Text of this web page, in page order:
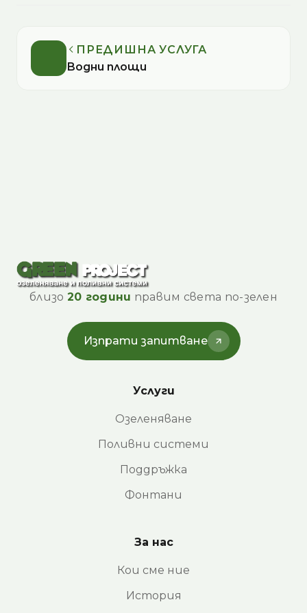
ПРЕДИШНА УСЛУГА
Водни площи
близо 20 години правим света по-зелен
Изпрати запитване
Услуги
Озеленяване
Поливни системи
Поддръжка
Фонтани
За нас
Кои сме ние
История